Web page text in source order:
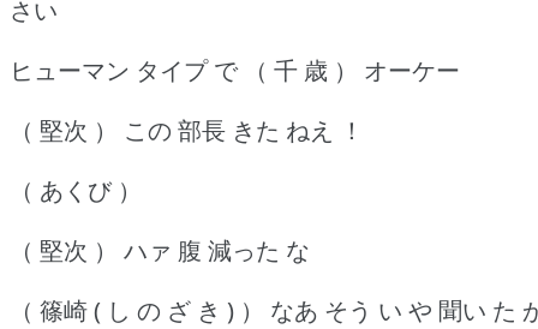
さい
ヒューマン タイプ で （ 千 歳 ） オーケー
（ 堅次 ） この 部長 きた ねえ ！
（ あくび ）
（ 堅次 ） ハァ 腹 減った な
（ 篠崎 ( し の ざ き ) ） なあ そう い や 聞い た